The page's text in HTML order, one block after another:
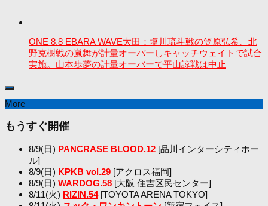
ONE 8.8 EBARA WAVE大田：塩川琉斗戦の笠原弘希、北
野克樹戦の嵐舞が計量オーバーしキャッチウェイトで試合
実施。山本歩夢の計量オーバーで平山諒戦は中止
More
もうすぐ開催
8/9(日) PANCRASE BLOOD.12 [品川インターシティホー
ル]
8/9(日) KPKB vol.29 [アクロス福岡]
8/9(日) WARDOG.58 [大阪 住吉区民センター]
8/11(火) RIZIN.54[TOYOTA ARENA TOKYO]